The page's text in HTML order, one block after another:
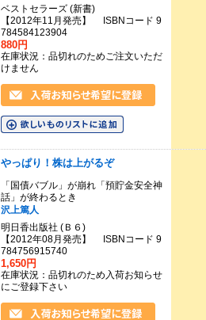
ベストセラーズ (新書)
【2012年11月発売】 ISBNコード 9
784584123904
880円
在庫状況：品切れのためご注文いただ
けません
やっぱり！株は上がるぞ
「国債バブル」が崩れ「預貯金安全神
話」が終わるとき
沢上篤人
明日香出版社 (Ｂ６)
【2012年08月発売】 ISBNコード 9
784756915740
1,650円
在庫状況：品切れのため入荷お知らせ
にご登録下さい